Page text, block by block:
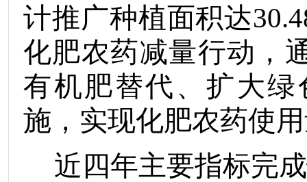
计推广种植面积达
化肥农药减量行动，
有机肥替代、扩大
施，实现化肥农药使
近四年主要指标完